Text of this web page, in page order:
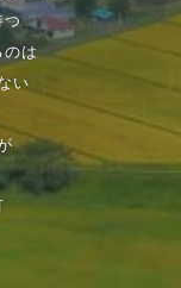
つ
のは
い